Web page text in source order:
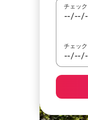
チェッ
チェッ